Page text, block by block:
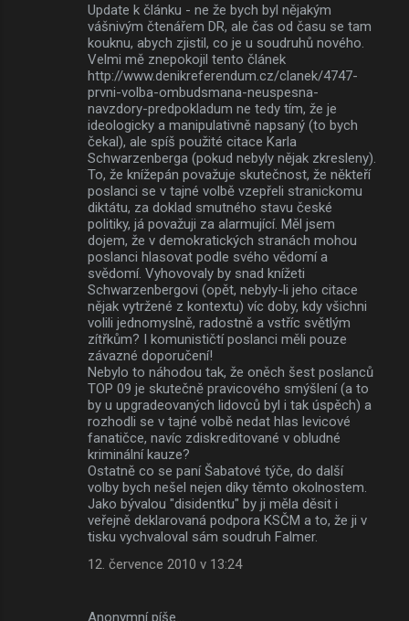
Update k článku - ne že bych byl nějakým
vášnivým čtenářem DR, ale čas od času se tam
kouknu, abych zjistil, co je u soudruhů nového.
Velmi mě znepokojil tento článek
http://www.denikreferendum.cz/clanek/4747-
prvni-volba-ombudsmana-neuspesna-
navzdory-predpokladum ne tedy tím, že je
ideologicky a manipulativně napsaný (to bych
čekal), ale spíš použité citace Karla
Schwarzenberga (pokud nebyly nějak zkresleny).
To, že knížepán považuje skutečnost, že někteří
poslanci se v tajné volbě vzepřeli stranickomu
diktátu, za doklad smutného stavu české
politiky, já považuji za alarmující. Měl jsem
dojem, že v demokratických stranách mohou
poslanci hlasovat podle svého vědomí a
svědomí. Vyhovovaly by snad knížeti
Schwarzenbergovi (opět, nebyly-li jeho citace
nějak vytržené z kontextu) víc doby, kdy všichni
volili jednomyslně, radostně a vstříc světlým
zítřkům? I komunističtí poslanci měli pouze
závazné doporučení!
Nebylo to náhodou tak, že oněch šest poslanců
TOP 09 je skutečně pravicového smýšlení (a to
by u upgradeovaných lidovců byl i tak úspěch) a
rozhodli se v tajné volbě nedat hlas levicové
fanatičce, navíc zdiskreditované v obludné
kriminální kauze?
Ostatně co se paní Šabatové týče, do další
volby bych nešel nejen díky těmto okolnostem.
Jako bývalou "disidentku" by ji měla děsit i
veřejně deklarovaná podpora KSČM a to, že ji v
tisku vychvaloval sám soudruh Falmer.
12. července 2010 v 13:24
Anonymní píše…